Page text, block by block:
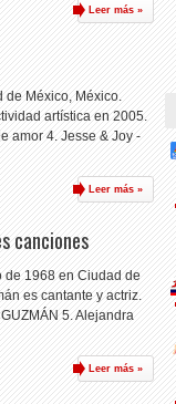
Leer más »
de México, México.
artística en 2005.
amor 4. Jesse & Joy -
Leer más »
canciones
de 1968 en Ciudad de
es cantante y actriz.
5. Alejandra
Leer más »